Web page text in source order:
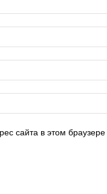
сайта в этом